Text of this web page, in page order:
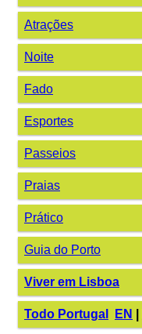
Atrações
Noite
Fado
Esportes
Passeios
Praias
Prático
Guia do Porto
Viver em Lisboa
Todo Portugal EN